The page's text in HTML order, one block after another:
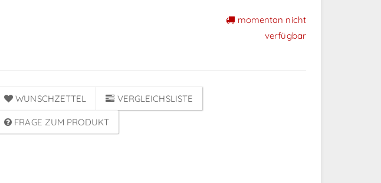
momentan nicht
verfügbar
WUNSCHZETTEL VERGLEICHSLISTE
FRAGE ZUM PRODUKT